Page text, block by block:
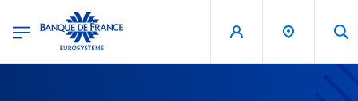
Banque de France - Menu Principal